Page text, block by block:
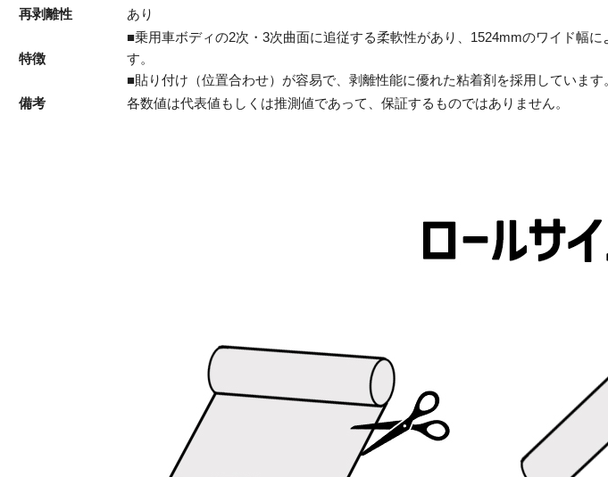
再剥離性
あり
特徴
■乗用車ボディの2次・3次曲面に追従する柔軟性があり、1524mmのワイド幅
す。
■貼り付け（位置合わせ）が容易で、剥離性能に優れた粘着剤を採用しています
備考
各数値は代表値もしくは推測値であって、保証するものではありません。